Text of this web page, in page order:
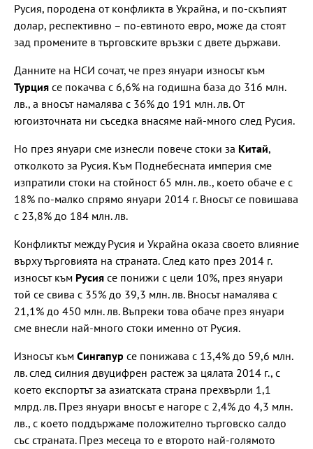
Русия, породена от конфликта в Украйна, и по-скъпият
долар, респективно – по-евтиното евро, може да стоят
зад промените в търговските връзки с двете държави.
Данните на НСИ сочат, че през януари износът към
Турция се покачва с 6,6% на годишна база до 316 млн.
лв., а вносът намалява с 36% до 191 млн. лв. От
югоизточната ни съседка внасяме най-много след Русия.
Но през януари сме изнесли повече стоки за Китай,
отколкото за Русия. Към Поднебесната империя сме
изпратили стоки на стойност 65 млн. лв., което обаче е с
18% по-малко спрямо януари 2014 г. Вносът се повишава
с 23,8% до 184 млн. лв.
Конфликтът между Русия и Украйна оказа своето влияние
върху търговията на страната. След като през 2014 г.
износът към Русия се понижи с цели 10%, през януари
той се свива с 35% до 39,3 млн. лв. Вносът намалява с
21,1% до 450 млн. лв. Въпреки това обаче през януари
сме внесли най-много стоки именно от Русия.
Износът към Сингапур се понижава с 13,4% до 59,6 млн.
лв. след силния двуцифрен растеж за цялата 2014 г., с
което експортът за азиатската страна прехвърли 1,1
млрд. лв. През януари вносът е нагоре с 2,4% до 4,3 млн.
лв., с което поддържаме положително търговско салдо
със страната. През месеца то е второто най-голямото